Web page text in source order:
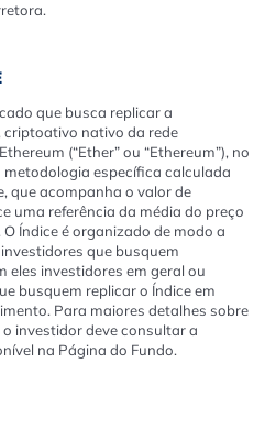
que busca replicar a
criptoativo nativo da rede
(“Ether” ou “Ethereum”), no
específica calculada
que acompanha o valor de
uma referência da média do preço
Índice é organizado de modo a
que busquem
eles investidores em geral ou
busquem replicar o Índice em
Para maiores detalhes sobre
investidor deve consultar a
na Página do Fundo.